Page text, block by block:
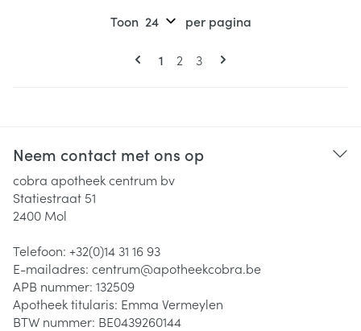
Pagina's
U lees momenteel pagina
1 Pagina
2 Pagina
3
Toon per pagina
Neem contact met ons op
cobra apotheek centrum bv
Statiestraat 51
2400 Mol
Telefoon: +32(0)14 31 16 93
E-mailadres: centrum@apotheekcobra.be
APB nummer: 132509
Apotheek titularis: Emma Vermeylen
BTW nummer: BE0439260144